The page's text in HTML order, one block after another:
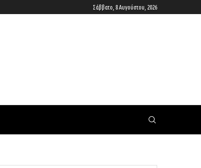
Σάββατο, 8 Αυγούστου, 2026